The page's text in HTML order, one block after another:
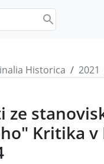
Historica 2021
ze
Kritika